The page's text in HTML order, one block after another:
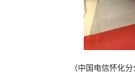
（中国电信怀化